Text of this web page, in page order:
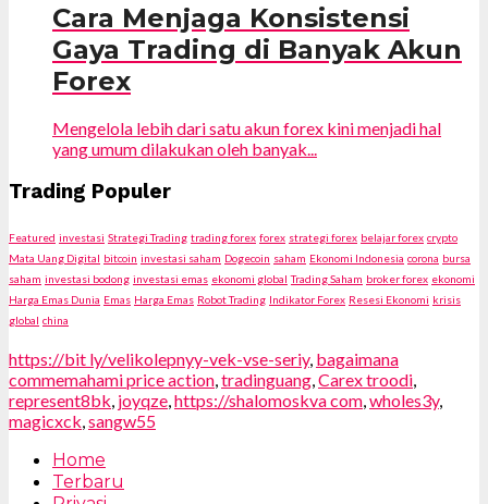
Cara Menjaga Konsistensi
Gaya Trading di Banyak Akun
Forex
Mengelola lebih dari satu akun forex kini menjadi hal
yang umum dilakukan oleh banyak...
Trading Populer
Featured investasi Strategi Trading trading forex forex strategi forex belajar forex crypto
Mata Uang Digital bitcoin investasi saham Dogecoin saham Ekonomi Indonesia corona bursa
saham investasi bodong investasi emas ekonomi global Trading Saham broker forex ekonomi
Harga Emas Dunia Emas Harga Emas Robot Trading Indikator Forex Resesi Ekonomi krisis
global china
https://bit ly/velikolepnyy-vek-vse-seriy, bagaimana
commemahami price action tradinguang Carex troodi
represent8bk joyqze https://shalomoskva com wholes3y,
magicxck sangw55
Home
Terbaru